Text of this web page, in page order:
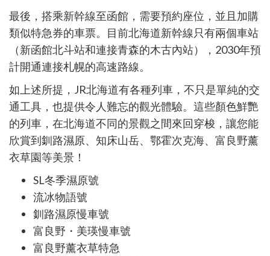
最後，搭乘新幹線至函館，需要預約座位，並且加購
類似特急券的車票。目前北海道新幹線只有兩個車站
（新函館北斗站和連接青森的木古內站）， 2030年預
計開通連接札幌的高速路線。
如上述所提， JR北海道有各種列車，不只是單純的交
通工具，也提供令人難忘的觀光體驗。這些顏色鮮艷
的列車，在北海道不同的景觀之間來回穿梭，讓您能
欣賞到釧路濕原、知床山岳、鄂霍次克海、富良野薰
衣草園等美景！
SL冬季濕原號
流冰物語號
釧路濕原慢車號
富良野・美瑛慢車號
富良野薰衣草特急